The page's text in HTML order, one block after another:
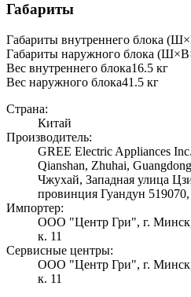
Габариты
Габариты внутреннего блока
Габариты наружного блока
Вес внутреннего блока16.5 кг
Вес наружного блока41.5 кг
Страна:
Китай
Производитель:
GREE Electric Appliances
Qianshan, Zhuhai,
Чжухай, Западная улица
провинция Гуандун
Импортер:
ООО "Центр Гри", г. Минск,
к. 11
Сервисные центры:
ООО "Центр Гри", г. Минск,
к. 11